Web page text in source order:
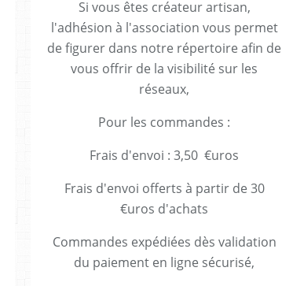
Si vous êtes créateur artisan,
l'adhésion à l'association vous permet
de figurer dans notre répertoire afin de
vous offrir de la visibilité sur les
réseaux,
Pour les commandes :
Frais d'envoi : 3,50 €uros
Frais d'envoi offerts à partir de 30
€uros d'achats
Commandes expédiées dès validation
du paiement en ligne sécurisé,